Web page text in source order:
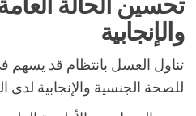
والإنجابية
تناول العسل بانتظام قد يسهم
للصحة الجنسية والإنجابية لدى